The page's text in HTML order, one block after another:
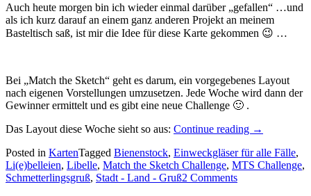
Auch heute morgen bin ich wieder einmal darüber „gefallen“ …und
als ich kurz darauf an einem ganz anderen Projekt an meinem
Basteltisch saß, ist mir die Idee für diese Karte gekommen 😉 …
Bei „Match the Sketch“ geht es darum, ein vorgegebenes Layout
nach eigenen Vorstellungen umzusetzen. Jede Woche wird dann der
Gewinner ermittelt und es gibt eine neue Challenge 🙂 .
Das Layout diese Woche sieht so aus: Continue reading „Auf
letzten
Drücker…“
→
Posted in KartenTagged Bienenstock, Einweckgläser für alle Fälle,
Li(e)belleien, Libelle, Match the Sketch Challenge, MTS Challenge,
Schmetterlingsgruß, Stadt - Land - Gruß2 Comments